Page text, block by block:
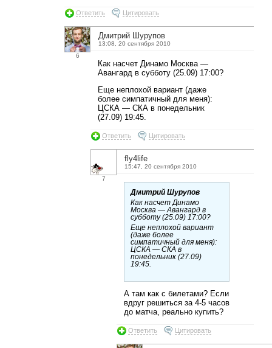
Ответить Цитировать
6
Дмитрий Шурупов
13:08, 20 сентября 2010
Как насчет Динамо Москва —
Авангард в субботу (25.09) 17:00?
Еще неплохой вариант (даже
более симпатичный для меня):
ЦСКА — СКА в понедельник
(27.09) 19:45.
Ответить Цитировать
7
fly4life
15:47, 20 сентября 2010
Дмитрий Шурупов
Как насчет Динамо
Москва — Авангард в
субботу (25.09) 17:00?
Еще неплохой вариант
(даже более
симпатичный для меня):
ЦСКА — СКА в
понедельник (27.09)
19:45.
А там как с билетами? Если
вдруг решиться за 4-5 часов
до матча, реально купить?
Ответить Цитировать